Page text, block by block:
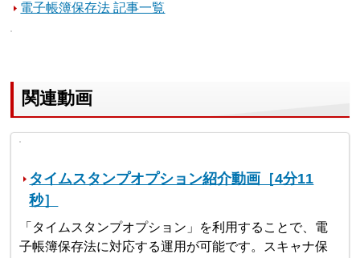
電子帳簿保存法 記事一覧
関連動画
タイムスタンプオプション紹介動画［4分11
秒］
「タイムスタンプオプション」を利用することで、電
子帳簿保存法に対応する運用が可能です。スキャナ保